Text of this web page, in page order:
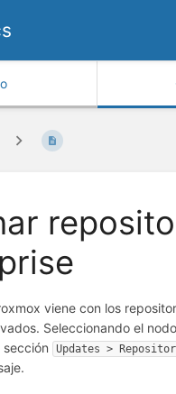
viene con los
Seleccionando el
Updates >